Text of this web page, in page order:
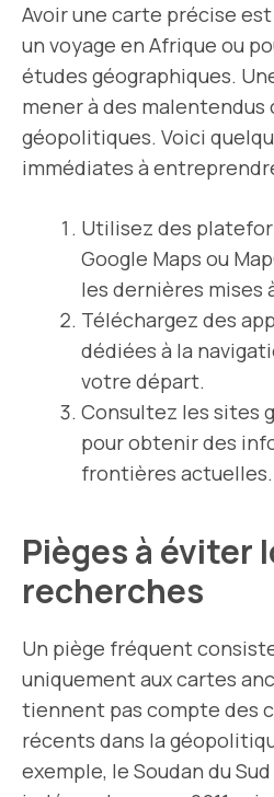
Avoir une carte précise
un voyage en Afrique ou
études géographiques.
mener à des malentendus
géopolitiques. Voici
immédiates à
Utilisez des
Google Maps ou
les dernières mises
Téléchargez des
dédiées à la
votre départ.
Consultez les sites
pour obtenir des
frontières actuelles.
Pièges à éviter
recherches
Un piège fréquent
uniquement aux cartes
tiennent pas compte des
récents dans la
exemple, le Soudan du